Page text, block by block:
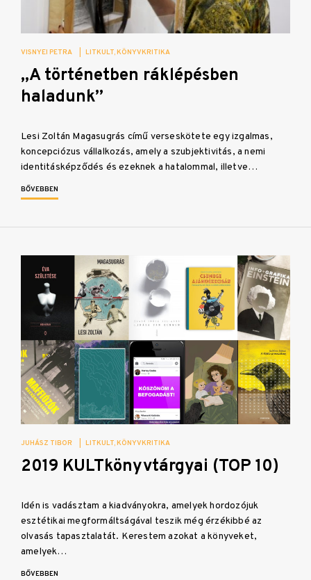
VISNYEI PETRA LITKULT KÖNYVKRITIKA
„A történetben ráklépésben
haladunk”
Lesi Zoltán Magasugrás című verseskötete egy izgalmas,
koncepciózus vállalkozás, amely a szubjektivitás, a nemi
identitásképződés és ezeknek a hatalommal, illetve…
BŐVEBBEN
JUHÁSZ TIBOR LITKULT KÖNYVKRITIKA
2019 KULTkönyvtárgyai (TOP 10)
Idén is vadásztam a kiadványokra, amelyek hordozójuk
esztétikai megformáltságával teszik még érzékibbé az
olvasás tapasztalatát. Kerestem azokat a könyveket,
amelyek…
BŐVEBBEN